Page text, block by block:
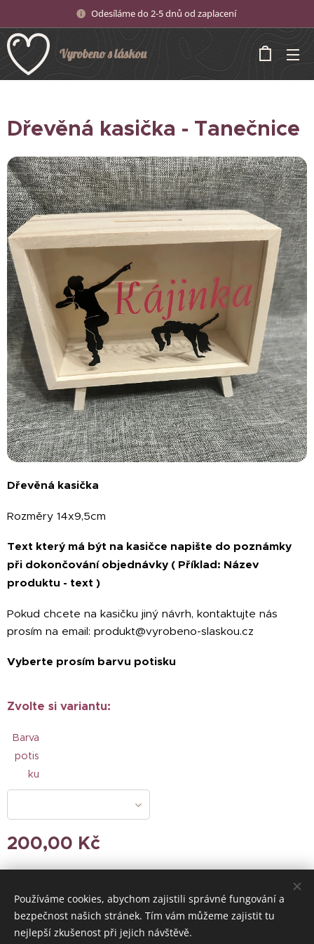
Odesíláme do 2-5 dnů od zaplacení
Vyrobeno s láskou
Dřevěná kasička - Tanečnice
Dřevěná kasička
Rozměry 14x9,5cm
Text který má být na kasičce napište do poznámky
při dokončování objednávky ( Příklad: Název
produktu - text )
Pokud chcete na kasičku jiný návrh, kontaktujte nás
prosím na email: produkt@vyrobeno-slaskou.cz
Vyberte prosím barvu potisku
Zvolte si variantu:
Barva
potis
ku
200,00 Kč
© 2024 Všechna práva vyhrazena
Vytvořeno službouWebnode
Používáme cookies, abychom zajistili správné fungování a
bezpečnost našich stránek. Tím vám můžeme zajistit tu
nejlepší zkušenost při jejich návštěvě.